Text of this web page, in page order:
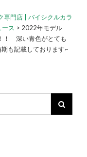
専門店 | バイシクルカラ
ース > 2022年モデル
！ 深い青色がとても
も記載しております~